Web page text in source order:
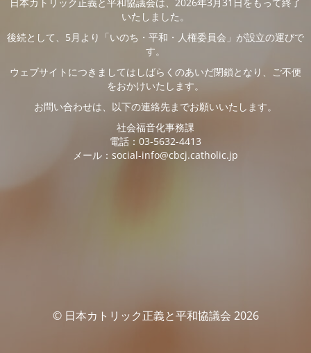
いたしました。
後続として、5月より「いのち・平和・人権委員会」が設立の運びで
す。
ウェブサイトにつきましてはしばらくのあいだ閉鎖となり、ご不便
をおかけいたします。
お問い合わせは、以下の連絡先までお願いいたします。
社会福音化事務課
電話：03-5632-4413
メール：social-info@cbcj.catholic.jp
© 日本カトリック正義と平和協議会 2026